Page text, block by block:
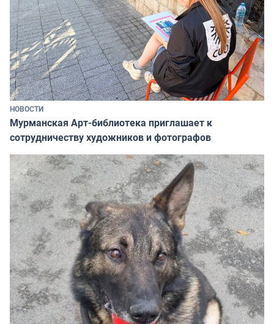
НОВОСТИ
Мурманская Арт-библиотека приглашает к
сотрудничеству художников и фотографов